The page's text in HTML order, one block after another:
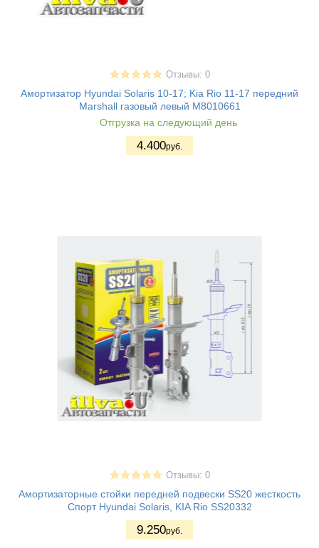
Отзывы: 0
Амортизатор Hyundai Solaris 10-17; Kia Rio 11-17 передний
Marshall газовый левый M8010661
Отгрузка на следующий день
4.400руб.
Отзывы: 0
Амортизаторные стойки передней подвески SS20 жесткость
Спорт Hyundai Solaris, KIA Rio SS20332
9.250руб.